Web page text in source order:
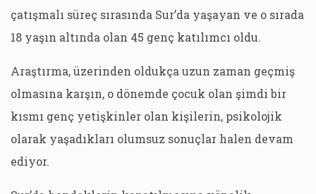
çatışmalı süreç sırasında Sur’da yaşayan ve o sırada
18 yaşın altında olan 45 genç katılımcı oldu.
Araştırma, üzerinden oldukça uzun zaman geçmiş
olmasına karşın, o dönemde çocuk olan şimdi bir
kısmı genç yetişkinler olan kişilerin, psikolojik
olarak yaşadıkları olumsuz sonuçlar halen devam
ediyor.